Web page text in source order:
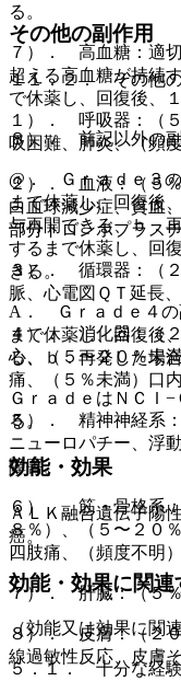
その他の副作用
１１．２． その他
１）． 呼吸器：（
吸困難、肺炎、（頻
２）． 血液：（５
白血球減少症、貧血
部分トロンボプラス
３）． 循環器：（
脈、心電図ＱＴ延長
４）． 消化器：（
心、（５〜２０％未
痛、（５％未満）口
５）． 精神神経系
ニューロパチー、浮
障害。
６）． 筋・骨格系
８％）、（５〜２０
四肢痛、（頻度不明
７）． 肝臓：（５％
８）． 皮膚：（２
線過敏性反応、皮膚
る。
７）． 高血糖：適
超える高血糖が持続
で休薬し、回復後、
８）． 前記以外の副
@． Ｇｒａｄｅ３
まで休薬し、回復後
与再開できる、ｂ．
するまで休薬し、回
きる。
A． Ｇｒａｄｅ４の
まで休薬し、回復後
る、ｂ．再発した場
ＧｒａｄｅはＮＣＩ
る。
効能・効果
ＡＬＫ融合遺伝子陽
癌。
効能・効果に関連
（効能又は効果に関
５．１． 十分な経